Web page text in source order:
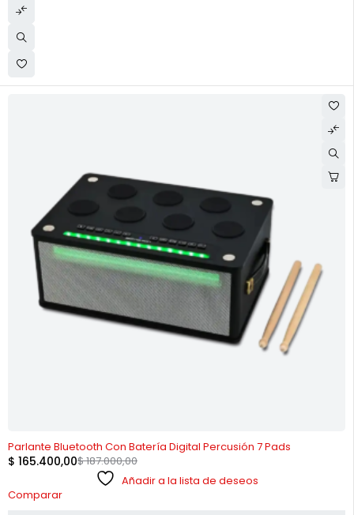
-12%
Parlante Bluetooth Con Batería Digital Percusión 7 Pads
$187.000,00
$ 165.400,00
Añadir a la lista de deseos
Comparar